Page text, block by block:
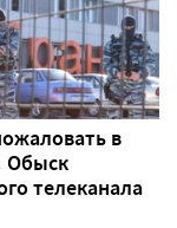
в
Обыск
телеканала